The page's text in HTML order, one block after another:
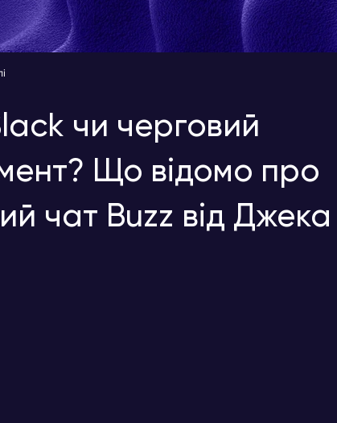
чи черговий
Що відомо про
чат Buzz від Джека